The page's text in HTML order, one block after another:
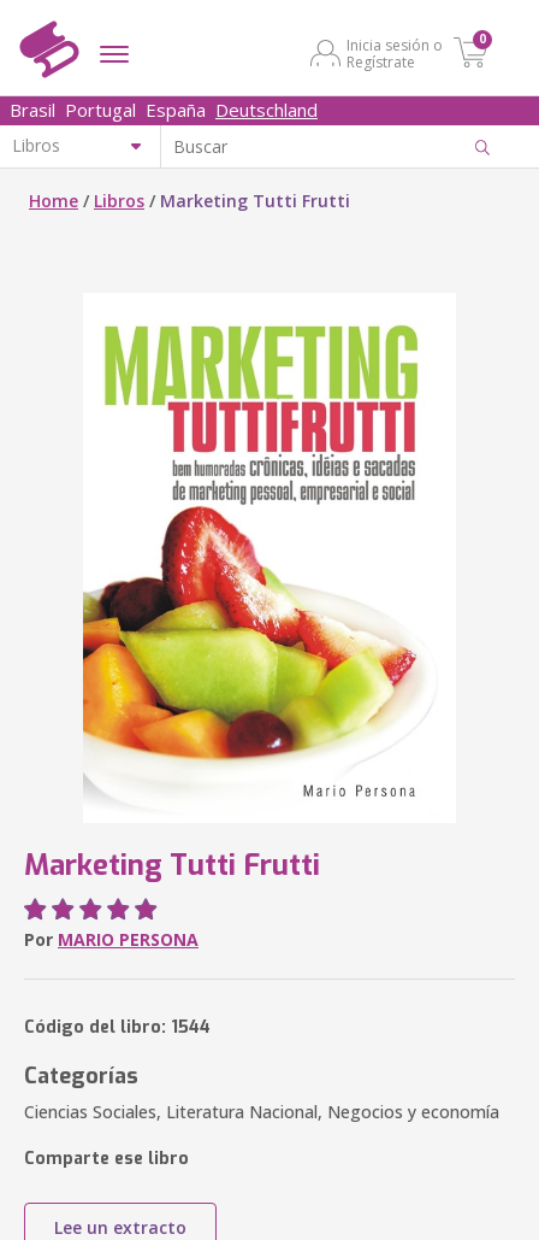
Inicia sesión o
Regístrate
0
Brasil Portugal España Deutschland
Home / Libros / Marketing Tutti Frutti
Marketing Tutti Frutti
Por MARIO PERSONA
Código del libro: 1544
Categorías
Ciencias Sociales, Literatura Nacional, Negocios y economía
Comparte ese libro
Lee un extracto